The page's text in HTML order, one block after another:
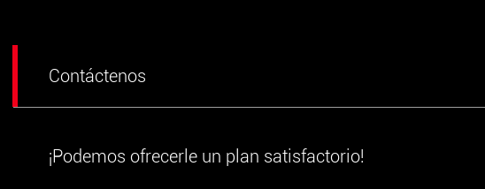
Contáctenos
¡Podemos ofrecerle un plan satisfactorio!